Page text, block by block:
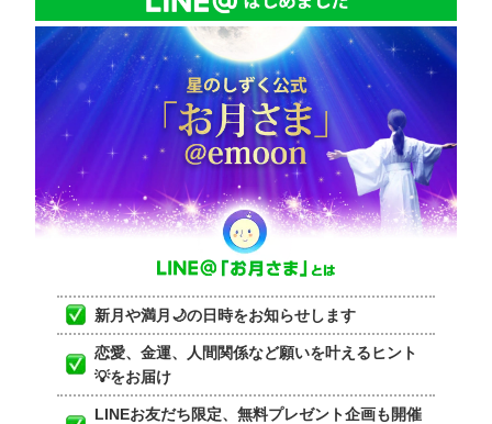
新月や満月🌙の日時をお知らせします
恋愛、金運、人間関係など願いを叶えるヒント
💡をお届け
LINEお友だち限定、無料プレゼント企画も開催